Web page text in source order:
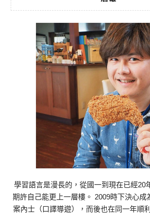
學習語言是漫長的，從國一到現在已經20
期許自己能更上一層樓。 2009時下決心成
案內士（口譯導遊），而後也在同一年順